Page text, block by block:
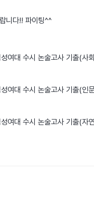
니다!! 파이팅^^
여대 수시 논술고사 기출(사
여대 수시 논술고사 기출(인
여대 수시 논술고사 기출(자